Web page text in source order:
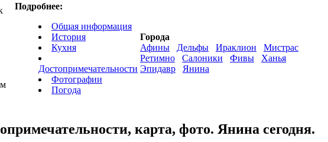
Подробнее:
Общая информация
История
Кухня
Достопримечательности
Фотографии
Погода
Города
Афины
Дельфы Ираклион
Мистрас
Ретимно
Салоники Фивы
Ханья
Эпидавр
Янина
карта, фото. Янина сегодня.